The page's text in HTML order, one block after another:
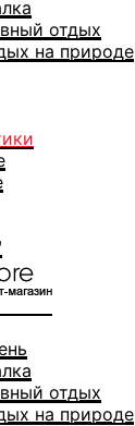
отдых
на природе
отдых
на природе